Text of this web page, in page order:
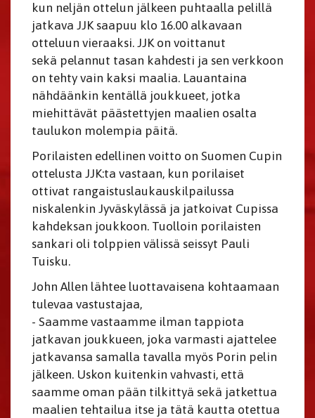
kun neljän ottelun jälkeen puhtaalla pelillä
jatkava JJK saapuu klo 16.00 alkavaan
otteluun vieraaksi. JJK on voittanut
sekä pelannut tasan kahdesti ja sen verkkoon
on tehty vain kaksi maalia. Lauantaina
nähdäänkin kentällä joukkueet, jotka
miehittävät päästettyjen maalien osalta
taulukon molempia päitä.
Porilaisten edellinen voitto on Suomen Cupin
ottelusta JJK:ta vastaan, kun porilaiset
ottivat rangaistuslaukauskilpailussa
niskalenkin Jyväskylässä ja jatkoivat Cupissa
kahdeksan joukkoon. Tuolloin porilaisten
sankari oli tolppien välissä seissyt Pauli
Tuisku.
John Allen lähtee luottavaisena kohtaamaan
tulevaa vastustajaa,
- Saamme vastaamme ilman tappiota
jatkavan joukkueen, joka varmasti ajattelee
jatkavansa samalla tavalla myös Porin pelin
jälkeen. Uskon kuitenkin vahvasti, että
saamme oman pään tilkittyä sekä jatkettua
maalien tehtailua itse ja tätä kautta otettua